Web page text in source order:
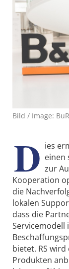
Bild / Image: BuR
D ies
einen
zur
Kooperation
die
lokalen
dass die
Servicemodell
bietet. RS
Produkten